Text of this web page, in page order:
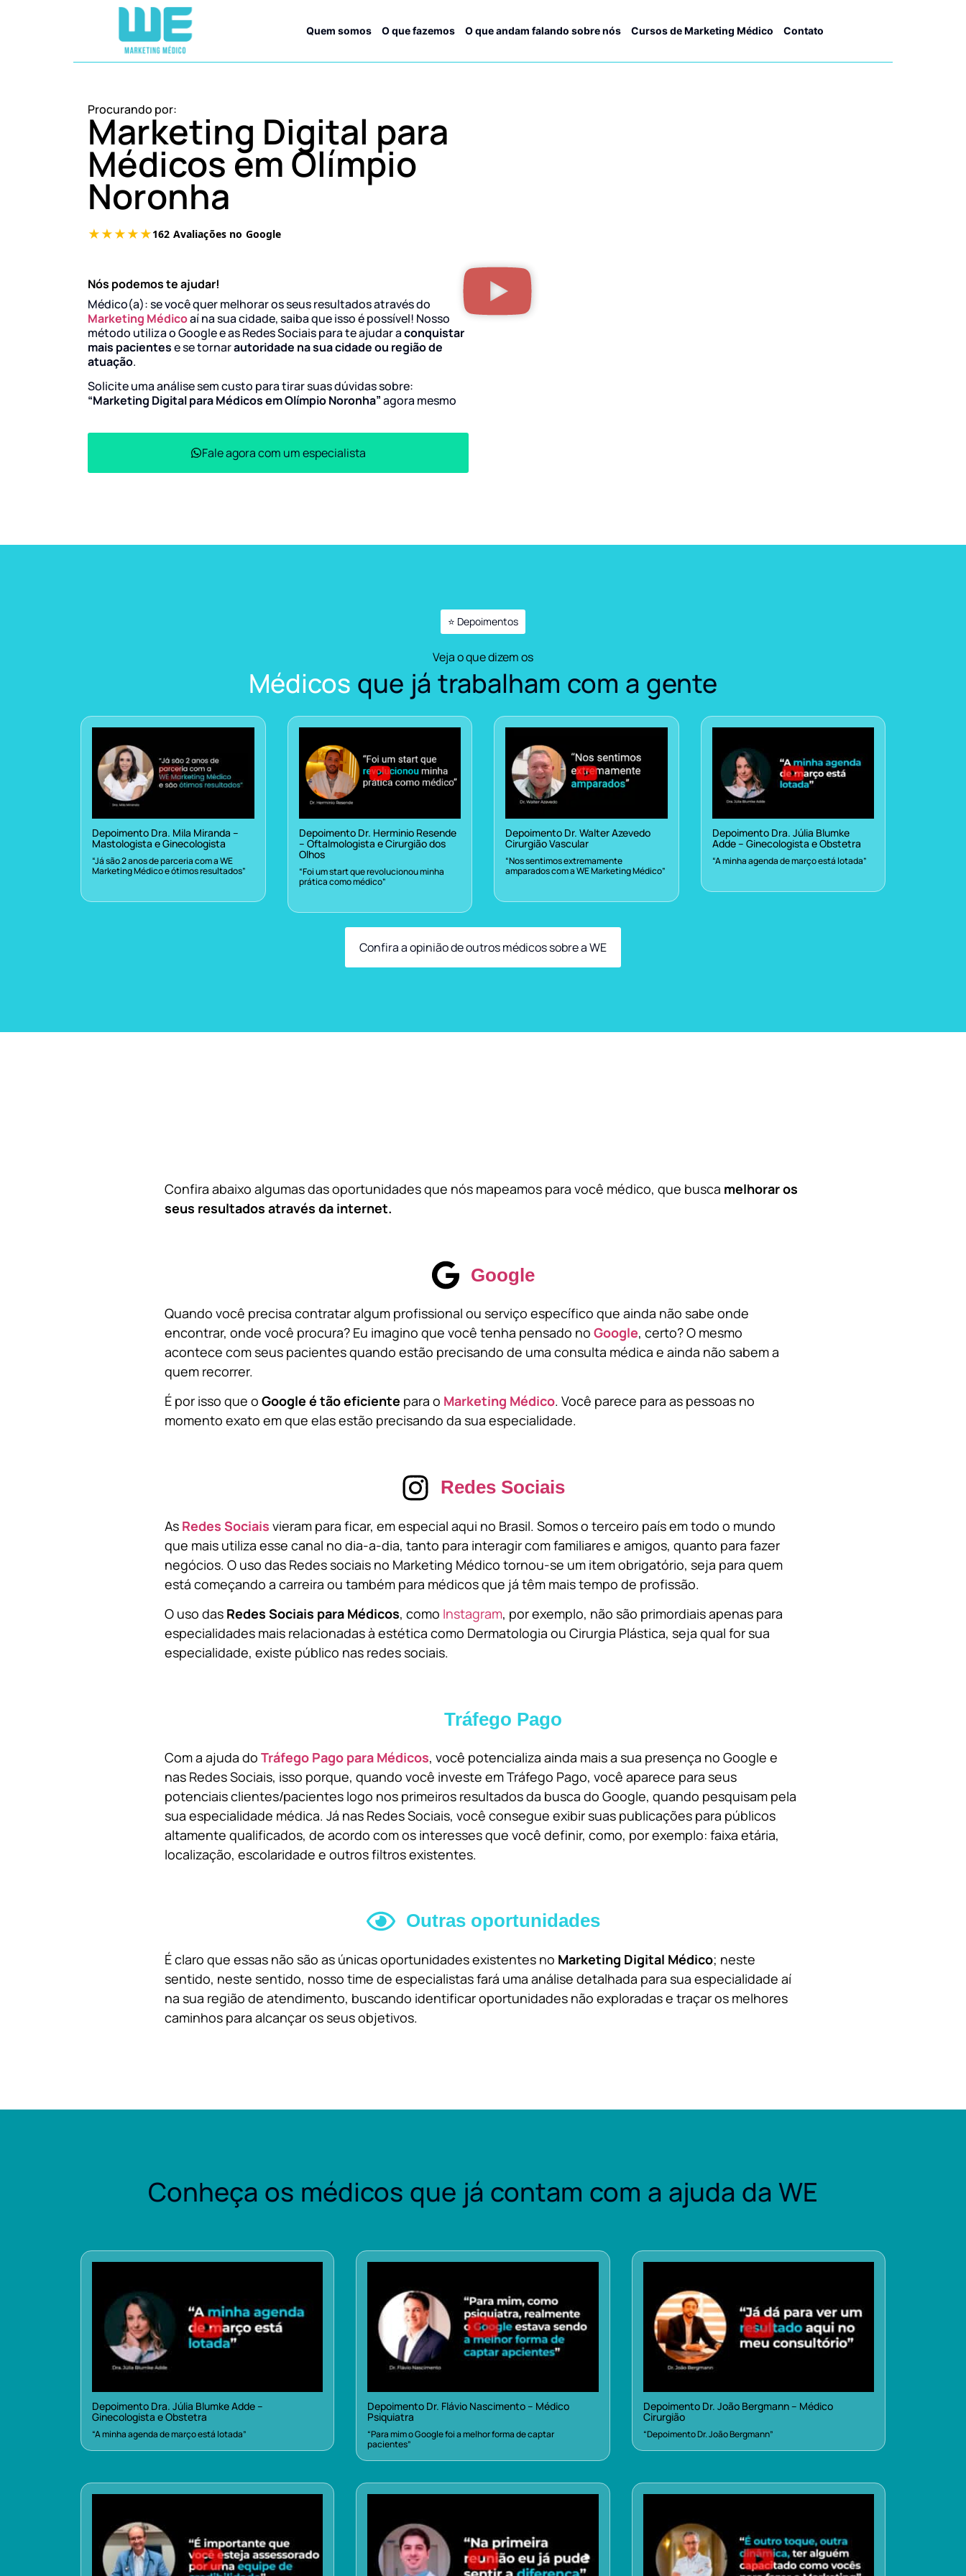
Quem somos O que fazemos O que andam falando sobre nós Cursos de Marketing Médico Contato
Procurando por:
Marketing Digital para
Médicos em Olímpio
Noronha
Nós podemos te ajudar!
Médico(a): se você quer melhorar os seus resultados através do
Marketing Médicoaí na sua cidade, saiba que isso é possível! Nosso
método utiliza o Google e as Redes Sociais para te ajudar aconquistar
mais pacientese se tornarautoridade na sua cidade ou região de
atuação.
Solicite uma análise sem custo para tirar suas dúvidas sobre:
“Marketing Digital para Médicos em Olímpio Noronha”agora mesmo
Fale agora com um especialista
⭐ Depoimentos
Veja o que dizem os
Médicos que já trabalham com a gente
Depoimento Dra. Mila Miranda –
Mastologista e Ginecologista
“Já são 2 anos de parceria com a WE
Marketing Médico e ótimos resultados”
Depoimento Dr. Herminio Resende
– Oftalmologista e Cirurgião dos
Olhos
“Foi um start que revolucionou minha
prática como médico”
Depoimento Dr. Walter Azevedo
Cirurgião Vascular
“Nos sentimos extremamente
amparados com a WE Marketing Médico”
Depoimento Dra. Júlia Blumke
Adde – Ginecologista e Obstetra
“A minha agenda de março está lotada”
Confira a opinião de outros médicos sobre a WE
Confira abaixo algumas das oportunidades que nós mapeamos para você médico, que busca melhorar os
seus resultados através da internet.
Google
Quando você precisa contratar algum profissional ou serviço específico que ainda não sabe onde
encontrar, onde você procura? Eu imagino que você tenha pensado no Google, certo? O mesmo
acontece com seus pacientes quando estão precisando de uma consulta médica e ainda não sabem a
quem recorrer.
É por isso que o Google é tão eficiente para o Marketing Médico. Você parece para as pessoas no
momento exato em que elas estão precisando da sua especialidade.
Redes Sociais
As Redes Sociais vieram para ficar, em especial aqui no Brasil. Somos o terceiro país em todo o mundo
que mais utiliza esse canal no dia-a-dia, tanto para interagir com familiares e amigos, quanto para fazer
negócios. O uso das Redes sociais no Marketing Médico tornou-se um item obrigatório, seja para quem
está começando a carreira ou também para médicos que já têm mais tempo de profissão.
O uso das Redes Sociais para Médicos, como Instagram, por exemplo, não são primordiais apenas para
especialidades mais relacionadas à estética como Dermatologia ou Cirurgia Plástica, seja qual for sua
especialidade, existe público nas redes sociais.
Tráfego Pago
Com a ajuda do Tráfego Pago para Médicos, você potencializa ainda mais a sua presença no Google e
nas Redes Sociais, isso porque, quando você investe em Tráfego Pago, você aparece para seus
potenciais clientes/pacientes logo nos primeiros resultados da busca do Google, quando pesquisam pela
sua especialidade médica. Já nas Redes Sociais, você consegue exibir suas publicações para públicos
altamente qualificados, de acordo com os interesses que você definir, como, por exemplo: faixa etária,
localização, escolaridade e outros filtros existentes.
Outras oportunidades
É claro que essas não são as únicas oportunidades existentes no Marketing Digital Médico; neste
sentido, neste sentido, nosso time de especialistas fará uma análise detalhada para sua especialidade aí
na sua região de atendimento, buscando identificar oportunidades não exploradas e traçar os melhores
caminhos para alcançar os seus objetivos.
Conheça os médicos que já contam com a ajuda da WE
Depoimento Dra. Júlia Blumke Adde –
Ginecologista e Obstetra
“A minha agenda de março está lotada”
Depoimento Dr. Flávio Nascimento – Médico
Psiquiatra
“Para mim o Google foi a melhor forma de captar
pacientes”
Depoimento Dr. João Bergmann – Médico
Cirurgião
“Depoimento Dr. João Bergmann”